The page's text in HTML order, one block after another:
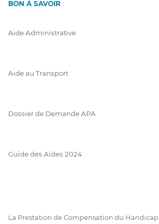
BON À SAVOIR
Aide Administrative
Aide au Transport
Dossier de Demande APA
Guide des Aides 2024
La Prestation de Compensation du Handicap